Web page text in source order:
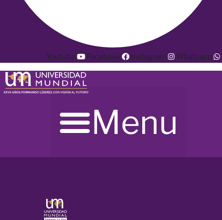
Youtube Facebook Instagram Whatsapp
Menu